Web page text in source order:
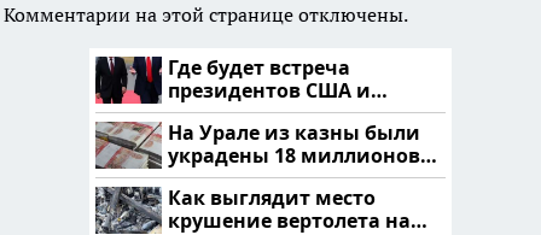
Комментарии на этой странице отключены.
Где будет встреча
президентов США и
России: Европа?
На Урале из казны были
украдены 18 миллионов
рублей
Как выглядит место
крушение вертолета на